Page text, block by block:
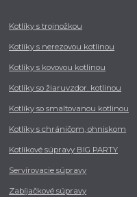
Kotlíky s trojnožkou
Kotlíky s nerezovou kotlinou
Kotlíky s kovovou kotlinou
Kotlíky so žiaruvzdor. kotlinou
Kotlíky so smaltovanou kotlinou
Kotlíky s chráničom, ohniskom
Kotlíkové súpravy BIG PARTY
Servírovacie súpravy
Zabíjačkové súpravy